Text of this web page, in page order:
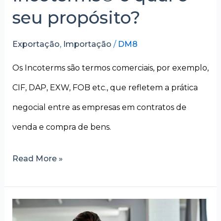
seu propósito?
Exportação, Importação / DM8
Os Incoterms são termos comerciais, por exemplo,
CIF, DAP, EXW, FOB etc., que refletem a prática
negocial entre as empresas em contratos de
venda e compra de bens.
Read More »
Inaptidão
CNPJ